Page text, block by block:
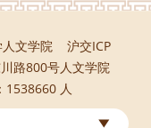
人文学院 沪交ICP
路800号人文学院
1538660 人